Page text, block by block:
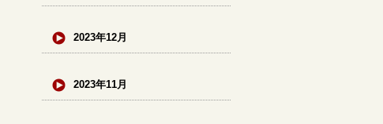
2023年12月
2023年11月